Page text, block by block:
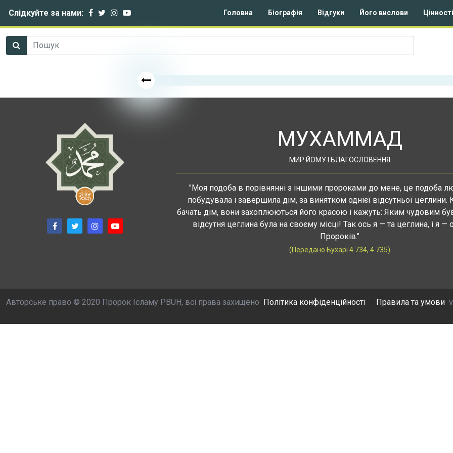
Слідкуйте за нами: Головна Біографія Відгуки Його вислови
МУХАММАД
МИР ЙОМУ І БЛАГОСЛОВЕННЯ
"Моя подоба в порівнянні з іншими пророками до мене, це подоба
побудувала і завершила дім, за винятком однієї відсутньої
бачать дім, вони захоплюються його красою і кажуть: Яким чудовим
відсутня цеглина була на своєму місці! Так ось я — та цеглина, і я —
Пророків."
(Передано Бухарі 4.734, 4.735)
Авторське право © 2020 Пророк Ісламу PBUH, всі права захищено Політика конфіденційності Правила та умови